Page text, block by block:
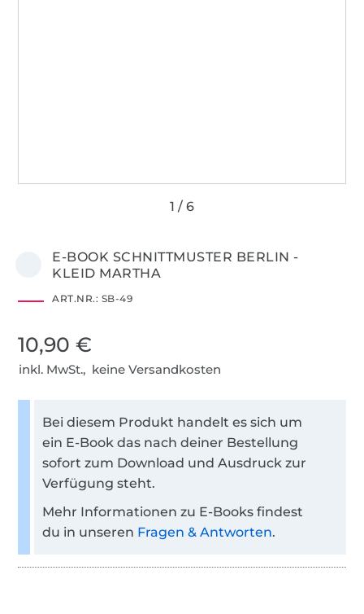
E-BOOK SCHNITTMUSTER BERLIN -
KLEID MARTHA
ART.NR.: SB-49
10,90 €
inkl. MwSt., keine Versandkosten
Bei diesem Produkt handelt es sich um
ein E-Book das nach deiner Bestellung
sofort zum Download und Ausdruck zur
Verfügung steht.
Mehr Informationen zu E-Books findest
du in unseren Fragen & Antworten.